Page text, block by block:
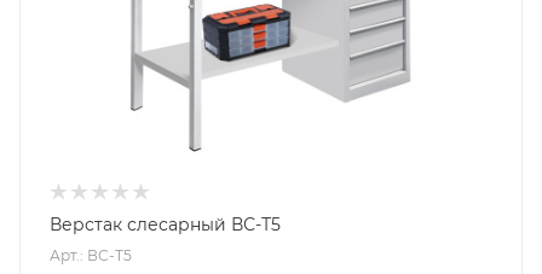
Верстак слесарный ВС-Т5
Арт.: ВС-Т5